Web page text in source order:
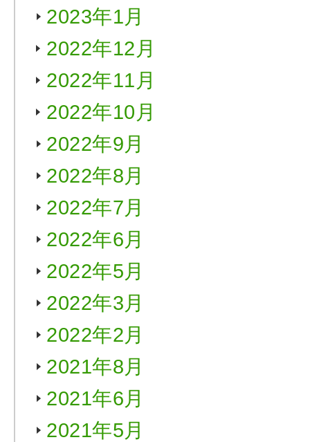
2023年1月
2022年12月
2022年11月
2022年10月
2022年9月
2022年8月
2022年7月
2022年6月
2022年5月
2022年3月
2022年2月
2021年8月
2021年6月
2021年5月